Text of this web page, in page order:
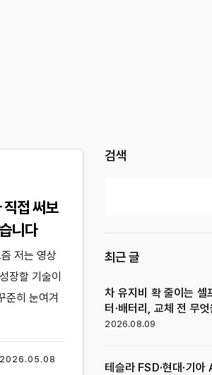
접 써보
니다
2026.05.08
저는 영상
장할 기술이
준히 눈여겨
검색
최근 글
차 유지비 확 줄이는 셀
터·배터리, 교체 전 무
2026.08.09
테슬라 FSD·현대·기